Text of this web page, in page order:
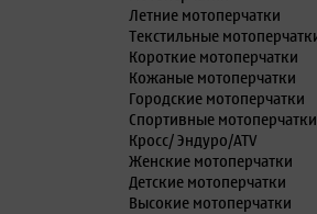
Летние мотоперчатки
Текстильные
Короткие мотоперчатки
Кожаные мотоперчатки
Городские мотоперчатки
Спортивные мотоперчатки
Кросс/ Эндуро/ATV
Женские мотоперчатки
Детские мотоперчатки
Высокие мотоперчатки